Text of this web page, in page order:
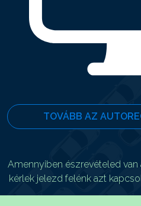
TOVÁBB AZ
Amennyiben észrevételed
kérlek jelezd felénk azt